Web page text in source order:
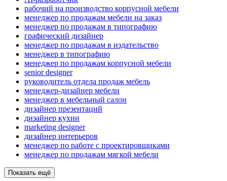
рабочий на производство корпусной мебели
менеджер по продажам мебели на заказ
менеджер по продажам в типографию
графический дизайнер
менеджер по продажам в издательство
менеджер в типографию
менеджер по продажам корпусной мебели
senior designer
руководитель отдела продаж мебель
менеджер-дизайнер мебели
менеджер в мебельный салон
дизайнер презентаций
дизайнер кухни
marketing designer
дизайнер интерьеров
менеджер по работе с проектировщиками
менеджер по продажам мягкой мебели
Показать ещё